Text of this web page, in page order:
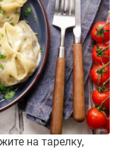
на тарелку,